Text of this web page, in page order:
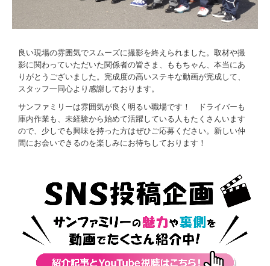
良い現場の雰囲気でスムーズに撮影を終えられました。取材や撮
影に関わっていただいた関係者の皆さま、ももちゃん、本当にあ
りがとうございました。完成度の高いステキな動画が完成して、
スタッフ一同心より感謝しております。
サンファミリーは雰囲気が良く明るい職場です！
ドライバーも
庫内作業も、未経験から始めて活躍している人もたくさんいます
ので、少しでも興味を持った方はぜひご応募ください。新しい仲
間にお会いできるのを楽しみにお待ちしております！